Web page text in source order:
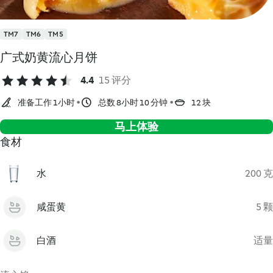
TM7 TM6 TM5
广式奶黄流心月饼
4.4 15 评分
准备工作 1小时 总数 8小时 10 分钟 12 块
马上体验
食材
水 200 克
咸蛋黄 5 颗
白酒 适量